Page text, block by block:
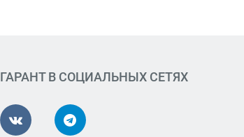
ГАРАНТ В СОЦИАЛЬНЫХ СЕТЯХ